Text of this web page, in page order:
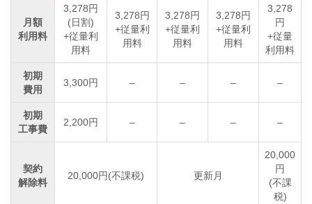
月額
利用料
3,278円
(日割)
+従量利
用料
3,278円
+従量利
用料
3,278円
+従量利
用料
3,278円
+従量利
用料
3,278
円
+従量
利用料
初期
費用
3,300円 – – – –
初期
工事費
2,200円 – – – –
契約
解除料
20,000円(不課税) 更新月
20,000
円
(不課
税)